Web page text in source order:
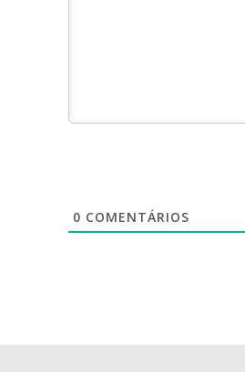
0 COMENTÁRIOS